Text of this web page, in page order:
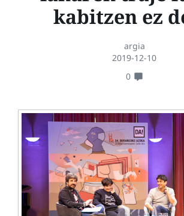
kabitzen ez
argia
2019-12-10
0